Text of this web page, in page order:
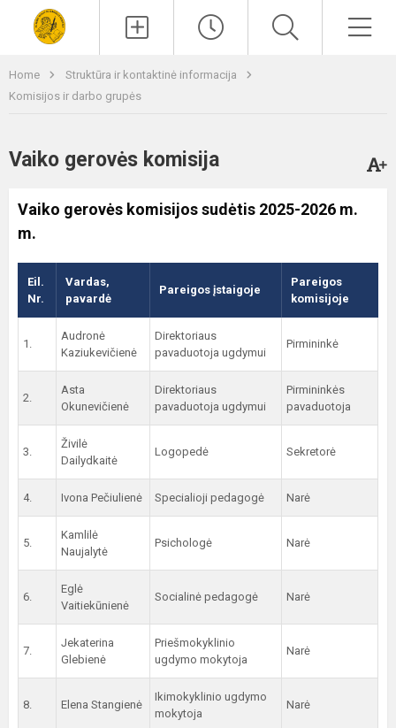
Home
Struktūra ir kontaktinė informacija
Komisijos ir darbo grupės
Vaiko gerovės komisija
Vaiko gerovės komisijos sudėtis 2025-2026 m.
m.
Eil.
Nr.
Vardas,
pavardė
Pareigos įstaigoje
Pareigos
komisijoje
1.
Audronė
Kaziukevičienė
Direktoriaus
pavaduotoja ugdymui
Pirmininkė
2.
Asta
Okunevičienė
Direktoriaus
pavaduotoja ugdymui
Pirmininkės
pavaduotoja
3.
Živilė
Dailydkaitė
Logopedė Sekretorė
4. Ivona Pečiulienė Specialioji pedagogė Narė
5.
Kamlilė
Naujalytė
Psichologė Narė
6.
Eglė
Vaitiekūnienė
Socialinė pedagogė Narė
7.
Jekaterina
Glebienė
Priešmokyklinio
ugdymo mokytoja
Narė
8. Elena Stangienė
Ikimokyklinio ugdymo
mokytoja
Narė